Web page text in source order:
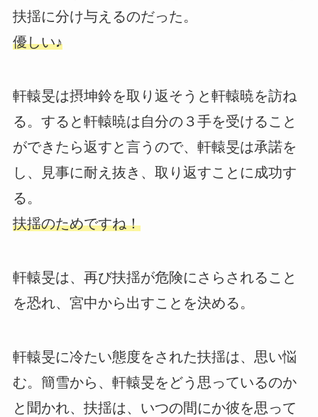
扶揺に分け与えるのだった。
優しい♪
軒轅旻は摂坤鈴を取り返そうと軒轅暁を訪ね
る。すると軒轅暁は自分の３手を受けること
ができたら返すと言うので、軒轅旻は承諾を
し、見事に耐え抜き、取り返すことに成功す
る。
扶揺のためですね！
軒轅旻は、再び扶揺が危険にさらされること
を恐れ、宮中から出すことを決める。
軒轅旻に冷たい態度をされた扶揺は、思い悩
む。簡雪から、軒轅旻をどう思っているのか
と聞かれ、扶揺は、いつの間にか彼を思って